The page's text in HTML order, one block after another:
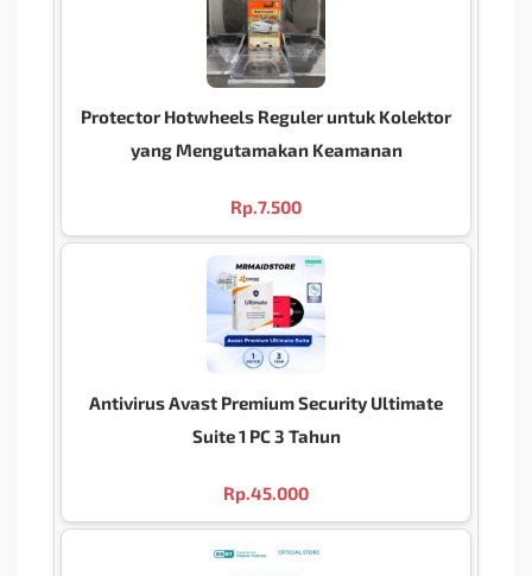
Protector Hotwheels Reguler untuk Kolektor
yang Mengutamakan Keamanan
Rp.7.500
Antivirus Avast Premium Security Ultimate
Suite 1 PC 3 Tahun
Rp.45.000